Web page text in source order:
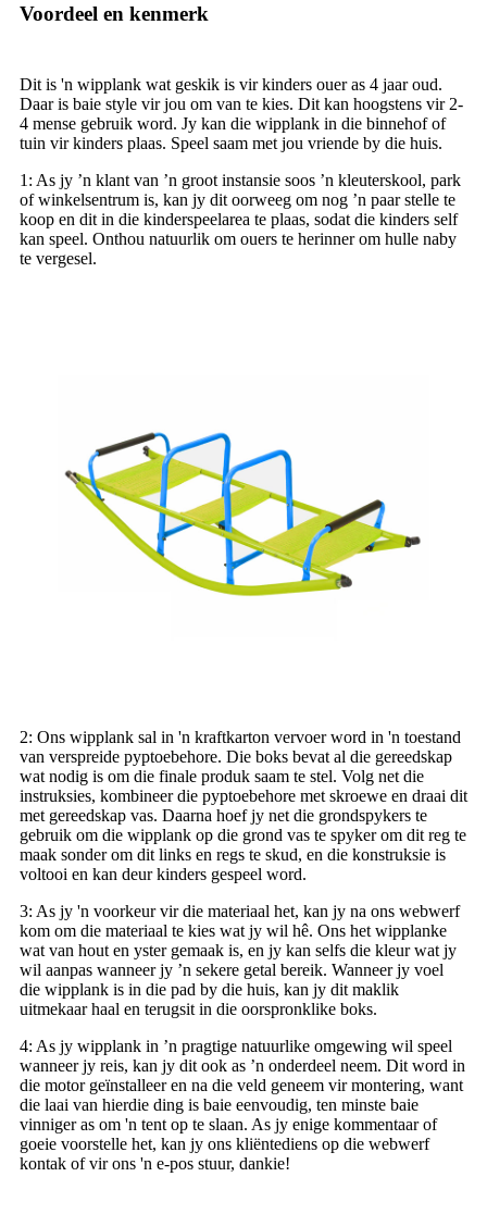
Voordeel en kenmerk
Dit is 'n wipplank wat geskik is vir kinders ouer as 4 jaar oud.
Daar is baie style vir jou om van te kies. Dit kan hoogstens vir 2-
4 mense gebruik word. Jy kan die wipplank in die binnehof of
tuin vir kinders plaas. Speel saam met jou vriende by die huis.
1: As jy ’n klant van ’n groot instansie soos ’n kleuterskool, park
of winkelsentrum is, kan jy dit oorweeg om nog ’n paar stelle te
koop en dit in die kinderspeelarea te plaas, sodat die kinders self
kan speel. Onthou natuurlik om ouers te herinner om hulle naby
te vergesel.
2: Ons wipplank sal in 'n kraftkarton vervoer word in 'n toestand
van verspreide pyptoebehore. Die boks bevat al die gereedskap
wat nodig is om die finale produk saam te stel. Volg net die
instruksies, kombineer die pyptoebehore met skroewe en draai dit
met gereedskap vas. Daarna hoef jy net die grondspykers te
gebruik om die wipplank op die grond vas te spyker om dit reg te
maak sonder om dit links en regs te skud, en die konstruksie is
voltooi en kan deur kinders gespeel word.
3: As jy 'n voorkeur vir die materiaal het, kan jy na ons webwerf
kom om die materiaal te kies wat jy wil hê. Ons het wipplanke
wat van hout en yster gemaak is, en jy kan selfs die kleur wat jy
wil aanpas wanneer jy ’n sekere getal bereik. Wanneer jy voel
die wipplank is in die pad by die huis, kan jy dit maklik
uitmekaar haal en terugsit in die oorspronklike boks.
4: As jy wipplank in ’n pragtige natuurlike omgewing wil speel
wanneer jy reis, kan jy dit ook as ’n onderdeel neem. Dit word in
die motor geïnstalleer en na die veld geneem vir montering, want
die laai van hierdie ding is baie eenvoudig, ten minste baie
vinniger as om 'n tent op te slaan. As jy enige kommentaar of
goeie voorstelle het, kan jy ons kliëntediens op die webwerf
kontak of vir ons 'n e-pos stuur, dankie!